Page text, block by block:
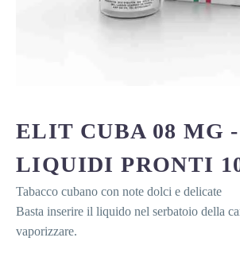
ELIT CUBA 08 MG -
LIQUIDI PRONTI
Tabacco cubano con note dolci e delicate
Basta inserire il liquido nel serbatoio della
vaporizzare.